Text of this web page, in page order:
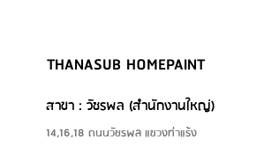
THANASUB HOMEPAINT
สาขา : วัชรพล (สำนักงานใหญ่)
14,16,18 ถนนวัชรพล แขวงท่าแร้ง